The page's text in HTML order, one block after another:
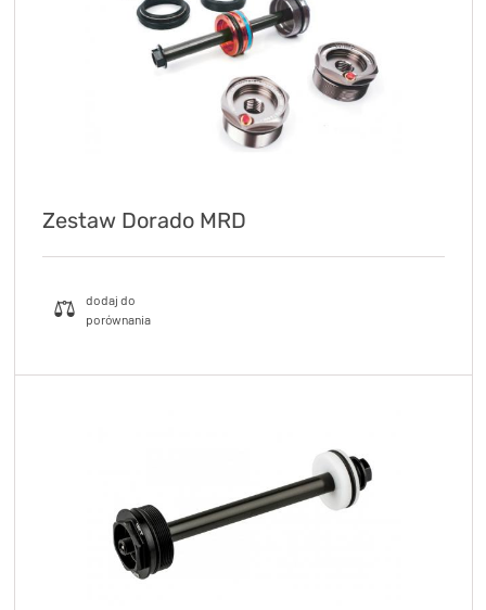
Zestaw Dorado MRD